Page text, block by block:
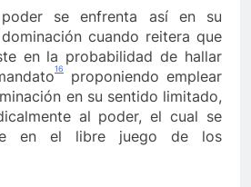
se enfrenta así en su
cuando reitera que
en la probabilidad de hallar
16
proponiendo emplear
en su sentido limitado,
al poder, el cual se
en el libre juego de los